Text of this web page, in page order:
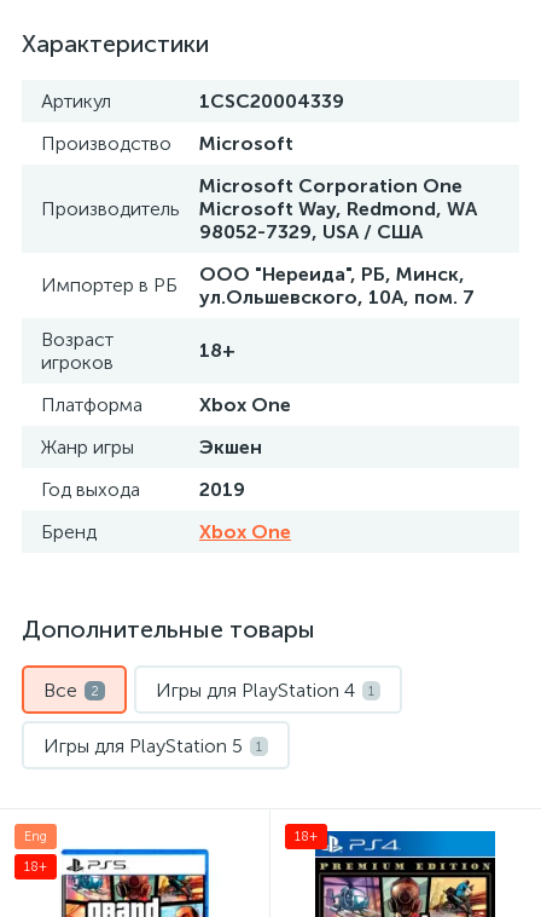
Характеристики
Артикул
1CSC20004339
Производство
Microsoft
Производитель
Microsoft Corporation One
Microsoft Way, Redmond, WA
98052-7329, USA / США
Импортер в РБ
ООО "Нереида", РБ, Минск,
ул.Ольшевского, 10А, пом. 7
Возраст
игроков
18+
Платформа
Xbox One
Жанр игры
Экшен
Год выхода
2019
Бренд
Xbox One
Дополнительные товары
Все 2 Игры для PlayStation 4 1
Игры для PlayStation 5 1
Eng
18+
18+